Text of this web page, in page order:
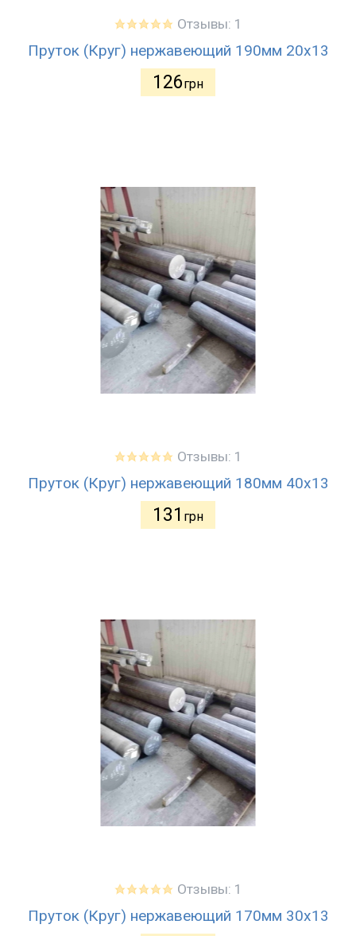
Отзывы: 1
Пруток (Круг) нержавеющий 190мм 20х13
126грн
Отзывы: 1
Пруток (Круг) нержавеющий 180мм 40х13
131 грн
Отзывы: 1
Пруток (Круг) нержавеющий 170мм 30х13